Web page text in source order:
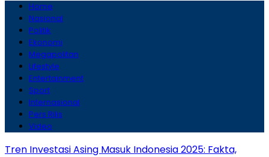
Home
Nasional
Politik
Ekonomi
Megapolitan
Lifestyle
Entertainment
Sport
Internasional
Pers Rilis
Video
Tren Investasi Asing Masuk Indonesia 2025: Fakta,